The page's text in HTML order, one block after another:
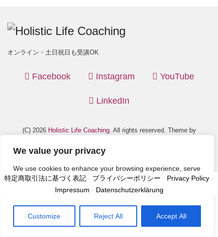
We value your privacy
We use cookies to enhance your browsing experience, serve
personalized ads or content, and analyze our traffic. By
clicking "Accept All", you consent to our use of cookies.
Customize Reject All Accept All
オンライン・土日祝日も受講OK
Facebook Instagram YouTube
LinkedIn
(C) 2026 Holistic Life Coaching. All rights reserved. Theme by
特定商取引法に基づく表記 - プライバシーポリシー - Privacy Policy -
Impressum - Datenschutzerklärung